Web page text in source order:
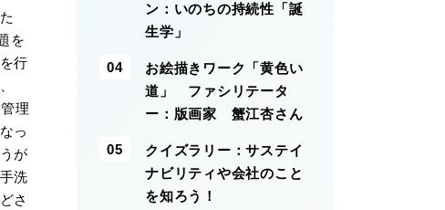
ン：いのちの持続性「誕
生学」
お絵描きワーク「黄色い
道」 ファシリテータ
ー：版画家 蟹江杏さん
クイズラリー：サステイ
ナビリティや会社のこと
を知ろう！
を
行
理
っ
が
洗
さ